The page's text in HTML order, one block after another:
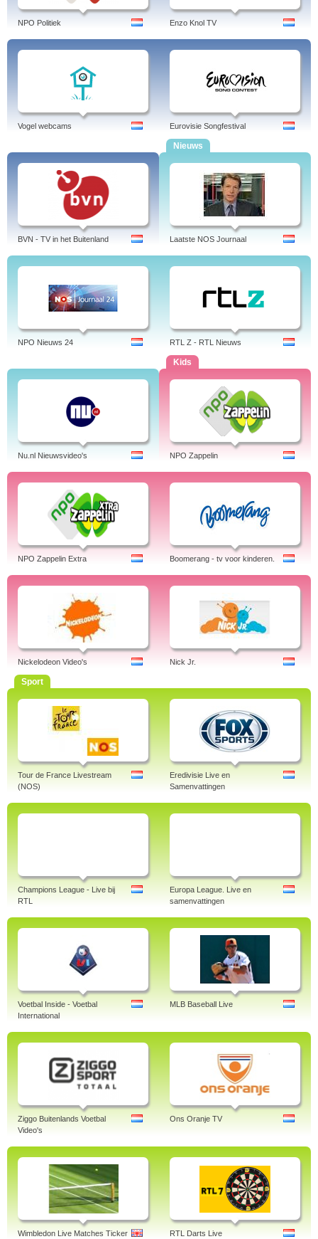
NPO Politiek Enzo Knol TV
Vogel webcams Eurovisie Songfestival
BVN - TV in het Buitenland
Nieuws
Laatste NOS Journaal
NPO Nieuws 24 RTL Z - RTL Nieuws
Nu.nl Nieuwsvideo's
Kids
NPO Zappelin
NPO Zappelin Extra Boomerang - tv voor kinderen.
Nickelodeon Video's Nick Jr.
Sport
Tour de France Livestream
(NOS)
Eredivisie Live en
Samenvattingen
Champions League - Live bij
RTL
Europa League. Live en
samenvattingen
Voetbal Inside - Voetbal
International
MLB Baseball Live
Ziggo Buitenlands Voetbal
Video's
Ons Oranje TV
Wimbledon Live Matches Ticker RTL Darts Live